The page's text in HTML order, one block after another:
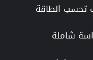
تحسب الطاقة
شاملة